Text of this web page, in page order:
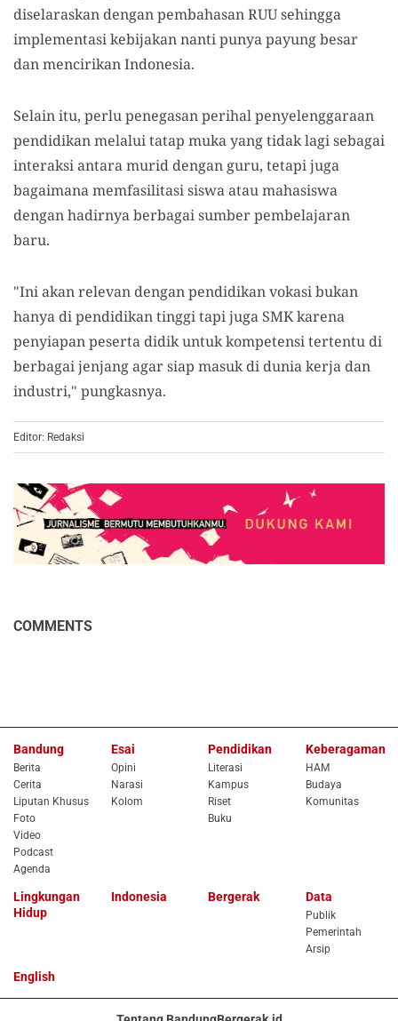
diselaraskan dengan pembahasan RUU sehingga
implementasi kebijakan nanti punya payung besar
dan mencirikan Indonesia.
Selain itu, perlu penegasan perihal penyelenggaraan
pendidikan melalui tatap muka yang tidak lagi sebagai
interaksi antara murid dengan guru, tetapi juga
bagaimana memfasilitasi siswa atau mahasiswa
dengan hadirnya berbagai sumber pembelajaran
baru.
"Ini akan relevan dengan pendidikan vokasi bukan
hanya di pendidikan tinggi tapi juga SMK karena
penyiapan peserta didik untuk kompetensi tertentu di
berbagai jenjang agar siap masuk di dunia kerja dan
industri," pungkasnya.
Editor: Redaksi
COMMENTS
Bandung
Berita
Cerita
Liputan Khusus
Foto
Video
Podcast
Agenda
Esai
Opini
Narasi
Kolom
Pendidikan
Literasi
Kampus
Riset
Buku
Keberagaman
HAM
Budaya
Komunitas
Lingkungan
Hidup
Indonesia Bergerak Data
Publik
Pemerintah
Arsip
English